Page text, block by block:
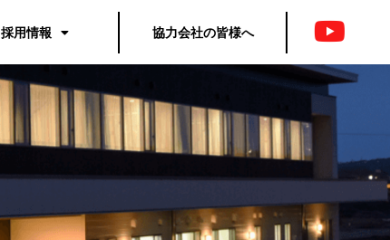
採用情報 協力会社の皆様へ